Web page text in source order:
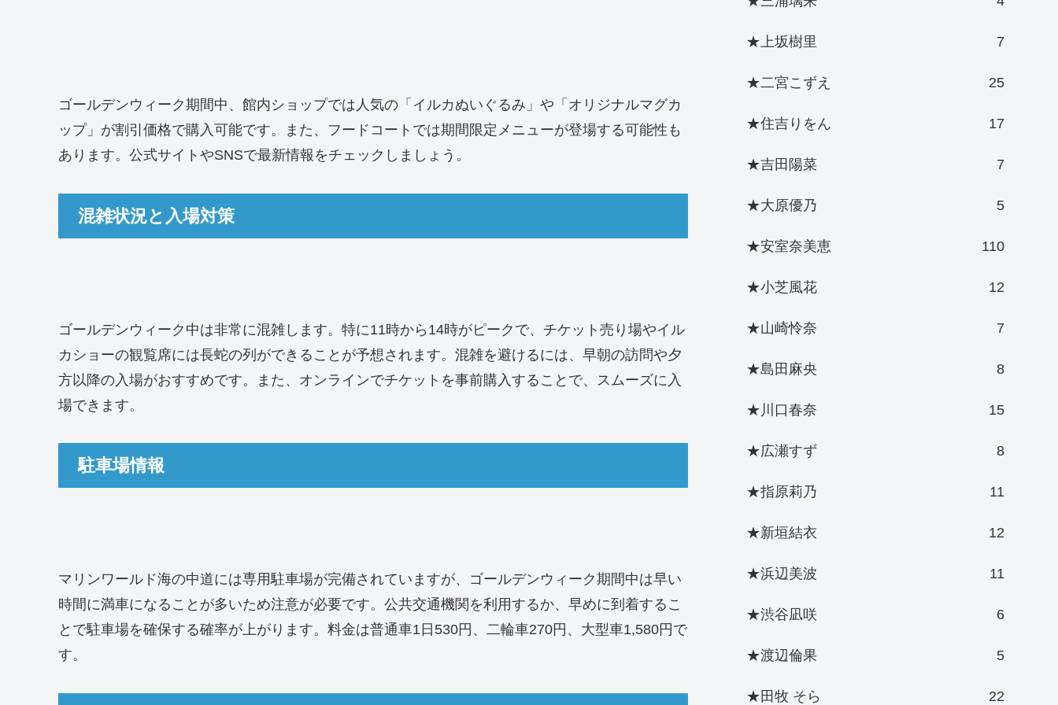
ゴールデンウィーク期間中、館内ショップでは人気の「イルカぬいぐるみ」や「オリジナルマグカ
ップ」が割引価格で購入可能です。また、フードコートでは期間限定メニューが登場する可能性も
あります。公式サイトやSNSで最新情報をチェックしましょう。
混雑状況と入場対策
ゴールデンウィーク中は非常に混雑します。特に11時から14時がピークで、チケット売り場やイル
カショーの観覧席には長蛇の列ができることが予想されます。混雑を避けるには、早朝の訪問や夕
方以降の入場がおすすめです。また、オンラインでチケットを事前購入することで、スムーズに入
場できます。
駐車場情報
マリンワールド海の中道には専用駐車場が完備されていますが、ゴールデンウィーク期間中は早い
時間に満車になることが多いため注意が必要です。公共交通機関を利用するか、早めに到着するこ
とで駐車場を確保する確率が上がります。料金は普通車1日530円、二輪車270円、大型車1,580円で
す。
★上坂樹里 7
★二宮こずえ 25
★住吉りをん 17
★吉田陽菜 7
★大原優乃 5
★安室奈美恵 110
★小芝風花 12
★山崎怜奈 7
★島田麻央 8
★川口春奈 15
★広瀬すず 8
★指原莉乃 11
★新垣結衣 12
★浜辺美波 11
★渋谷凪咲 6
★渡辺倫果 5
★田牧 そら 22